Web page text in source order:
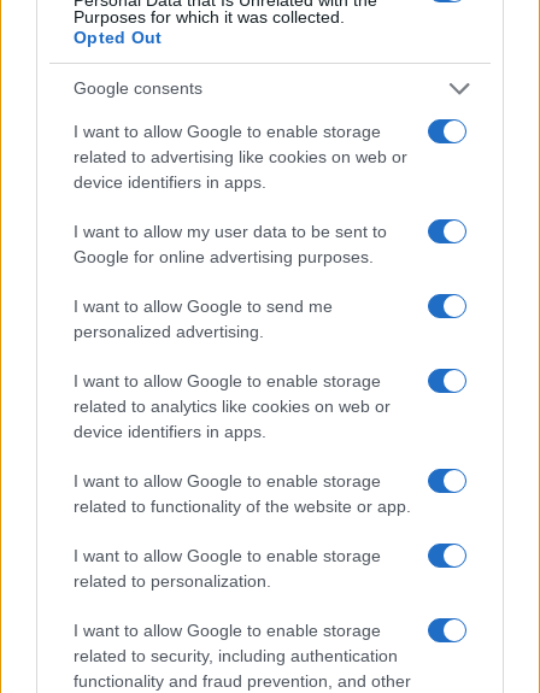
Purposes for which it was collected.
Opted Out
Google consents
I want to allow Google to enable storage
related to advertising like cookies on web or
device identifiers in apps.
I want to allow my user data to be sent to
Google for online advertising purposes.
I want to allow Google to send me
personalized advertising.
I want to allow Google to enable storage
related to analytics like cookies on web or
device identifiers in apps.
I want to allow Google to enable storage
related to functionality of the website or app.
I want to allow Google to enable storage
related to personalization.
I want to allow Google to enable storage
related to security, including authentication
functionality and fraud prevention, and other
Sofia South Ring Mall έναντι
ΣΚΑΪ: Ολοκληρώθηκε η
Δημητριάδη - Ο Γιάννης
Αλαφούζος επιστρέφει στη
ξεκίνησε το πρόγραμμα στήριξης- Κάλυψη εισφορών
ΕΔΟΕΑΠ
Η Toyota φέρνει νέα γενιά
αυτοκινητοβιομηχανία